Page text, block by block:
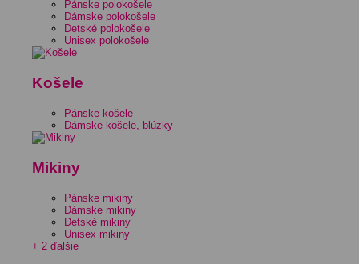
Pánske polokošele
Dámske polokošele
Detské polokošele
Unisex polokošele
Košele
Pánske košele
Dámske košele, blúzky
Mikiny
Pánske mikiny
Dámske mikiny
Detské mikiny
Unisex mikiny
+ 2 ďalšie